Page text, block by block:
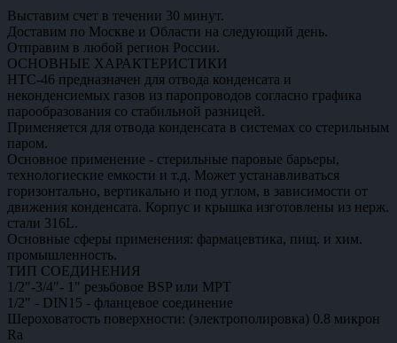
Выставим счет в течении 30 минут.
Доставим по Москве и Области на следующий день.
Отправим в любой регион России.
ОСНОВНЫЕ ХАРАКТЕРИСТИКИ
НТC-46 предназначен для отвода конденсата и
неконденсиемых газов из паропроводов согласно графика
парообразования со стабильной разницей.
Применяется для отвода конденсата в системах со стерильным
паром.
Основное применение - стерильные паровые барьеры,
технологиеские емкости и т.д. Может устанавливаться
горизонтально, вертикально и под углом, в зависимости от
движения конденсата. Корпус и крышка изготовлены из нерж.
стали 316L.
Основные сферы применения: фармацевтика, пищ. и хим.
промышленность.
ТИП СОЕДИНЕНИЯ
1/2"-3/4"- 1" резьбовое BSP или MPT
1/2" - DIN15 - фланцевое соединение
Шероховатость поверхности: (электрополировка) 0.8 микрон
Ra